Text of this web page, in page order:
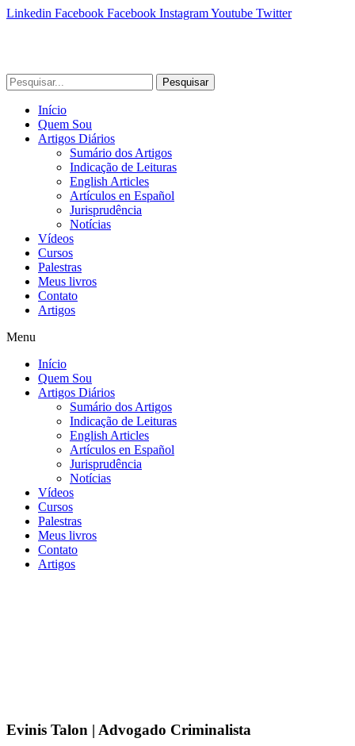
Linkedin Facebook Facebook InstagramYoutube Twitter
Pesquisar
Início
Quem Sou
Artigos Diários
Sumário dos Artigos
Indicação de Leituras
English Articles
Artículos en Español
Jurisprudência
Notícias
Vídeos
Cursos
Palestras
Meus livros
Contato
Artigos
Menu
Início
Quem Sou
Artigos Diários
Sumário dos Artigos
Indicação de Leituras
English Articles
Artículos en Español
Jurisprudência
Notícias
Vídeos
Cursos
Palestras
Meus livros
Contato
Artigos
Evinis Talon | Advogado Criminalista